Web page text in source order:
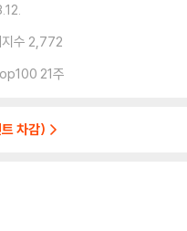
수 2,772
21주
차감)